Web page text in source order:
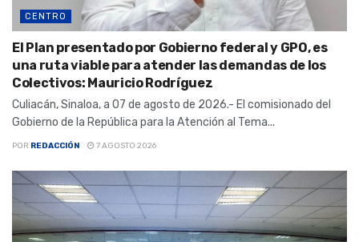
CENTRO
El Plan presentado por Gobierno federal y GPO, es
una ruta viable para atender las demandas de los
Colectivos: Mauricio Rodríguez
Culiacán, Sinaloa, a 07 de agosto de 2026.- El comisionado del
Gobierno de la República para la Atención al Tema...
POR REDACCIÓN 7 AGOSTO 2026